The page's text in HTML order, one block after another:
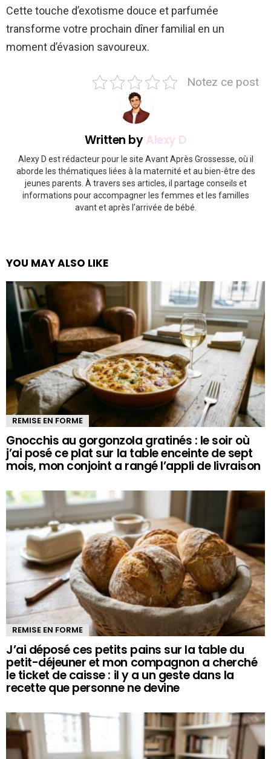
Cette touche d’exotisme douce et parfumée
transforme votre prochain dîner familial en un
moment d’évasion savoureux.
Notez ce post
Written byAlexy D
Alexy D est rédacteur pour le site Avant Après Grossesse, où il
aborde les thématiques liées à la maternité et au bien-être des
jeunes parents. À travers ses articles, il partage conseils et
informations pour accompagner les femmes et les familles
avant et après l’arrivée de bébé.
YOU MAY ALSO LIKE
REMISE EN FORME
Gnocchis au gorgonzola gratinés : le soir où
j’ai posé ce plat sur la table enceinte de sept
mois, mon conjoint a rangé l’appli de livraison
REMISE EN FORME
J’ai déposé ces petits pains sur la table du
petit-déjeuner et mon compagnon a cherché
le ticket de caisse : il y a un geste dans la
recette que personne ne devine